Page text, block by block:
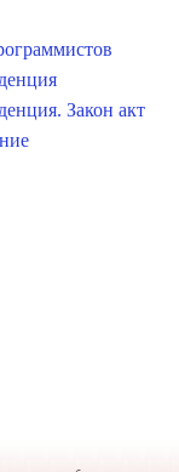
Закон акт